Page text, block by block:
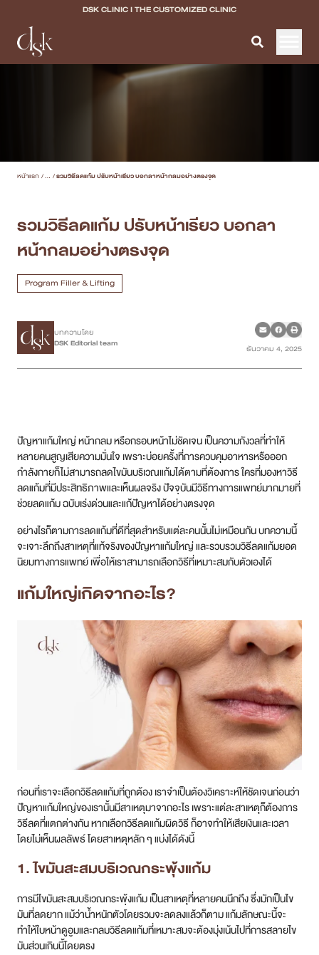
DSK CLINIC I THE CUSTOMIZED CLINIC
Program Filler & Lifting
Program Acne Scar
Program Skin Quality
Program Body Confidence
แพทย์ของเรา
เคสรีวิว
บทความ
โปรโมชั่น
รายชื่อสาขา
สาขา Siam Paragon
สาขา Stadium One
สาขา Asoke
สาขา MRT สุทธิสาร
สาขา เซ็นทรัลปิ่นเกล้า
สาขา CDC
สาขา นครปฐม
ไทย
หน้าแรก /... /รวมวิธีลดแก้ม ปรับหน้าเรียว บอกลาหน้ากลมอย่างตรงจุด
รวมวิธีลดแก้ม ปรับหน้าเรียว บอกลา
หน้ากลมอย่างตรงจุด
Program Filler & Lifting
บทความโดย
DSK Editorial team
ธันวาคม 4, 2025
ปัญหาแก้มใหญ่ หน้ากลม หรือกรอบหน้าไม่ชัดเจน เป็นความกังวลที่ทำให้
หลายคนสูญเสียความมั่นใจ เพราะบ่อยครั้งที่การควบคุมอาหารหรือออก
กำลังกายก็ไม่สามารถลดไขมันบริเวณแก้มได้ตามที่ต้องการ ใครที่มองหาวิธี
ลดแก้มที่มีประสิทธิภาพและเห็นผลจริง ปัจจุบันมีวิธีทางการแพทย์มากมายที่
ช่วยลดแก้ม ฉบับเร่งด่วนและแก้ปัญหาได้อย่างตรงจุด
อย่างไรก็ตามการลดแก้มที่ดีที่สุดสำหรับแต่ละคนนั้นไม่เหมือนกัน บทความนี้
จะเจาะลึกถึงสาเหตุที่แท้จริงของปัญหาแก้มใหญ่ และรวบรวมวิธีลดแก้มยอด
นิยมทางการแพทย์ เพื่อให้เราสามารถเลือกวิธีที่เหมาะสมกับตัวเองได้
แก้มใหญ่เกิดจากอะไร?
ก่อนที่เราจะเลือกวิธีลดแก้มที่ถูกต้อง เราจำเป็นต้องวิเคราะห์ให้ชัดเจนก่อนว่า
ปัญหาแก้มใหญ่ของเรานั้นมีสาเหตุมาจากอะไร เพราะแต่ละสาเหตุก็ต้องการ
วิธีลดที่แตกต่างกัน หากเลือกวิธีลดแก้มผิดวิธี ก็อาจทำให้เสียเงินและเวลา
โดยไม่เห็นผลลัพธ์ โดยสาเหตุหลัก ๆ แบ่งได้ดังนี้
1. ไขมันสะสมบริเวณกระพุ้งแก้ม
การมีไขมันสะสมบริเวณกระพุ้งแก้ม เป็นสาเหตุที่หลายคนนึกถึง ซึ่งมักเป็นไข
มันที่ลดยาก แม้ว่าน้ำหนักตัวโดยรวมจะลดลงแล้วก็ตาม แก้มลักษณะนี้จะ
ทำให้ใบหน้าดูอูมและกลมวิธีลดแก้มที่เหมาะสมจะต้องมุ่งเน้นไปที่การสลายไข
มันส่วนเกินนี้โดยตรง